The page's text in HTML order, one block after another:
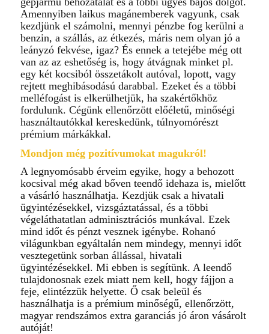
Amennyiben laikus magánemberek vagyunk, csak
kezdjünk el számolni, mennyi pénzbe fog kerülni a
benzin, a szállás, az étkezés, máris nem olyan jó a
leányzó fekvése, igaz? És ennek a tetejébe még ott
van az az eshetőség is, hogy átvágnak minket pl.
egy két kocsiból összetákolt autóval, lopott, vagy
rejtett meghibásodású darabbal. Ezeket és a többi
melléfogást is elkerülhetjük, ha szakértőkhöz
fordulunk. Cégünk ellenőrzött előéletű, minőségi
használtautókkal kereskedünk, túlnyomórészt
prémium márkákkal.
Mondjon még pozitívumokat magukról!
A legnyomósabb érveim egyike, hogy a behozott
kocsival még akad bőven teendő idehaza is, mielőtt
a vásárló használhatja. Kezdjük csak a hivatali
ügyintézésekkel, vizsgáztatással, és a többi
végeláthatatlan adminisztrációs munkával. Ezek
mind időt és pénzt vesznek igénybe. Rohanó
világunkban egyáltalán nem mindegy, mennyi időt
vesztegetünk sorban állással, hivatali
ügyintézésekkel. Mi ebben is segítünk. A leendő
tulajdonosnak ezek miatt nem kell, hogy fájjon a
feje, elintézzük helyette. Ő csak beleül és
használhatja is a prémium minőségű, ellenőrzött,
magyar rendszámos extra garanciás jó áron vásárolt
autóját!